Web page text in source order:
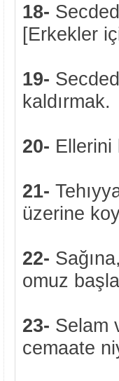
18-
[Erkekler
19-
kaldırmak.
20- Ellerini
21-
üzerine
22-
omuz
23- Selam
cemaate